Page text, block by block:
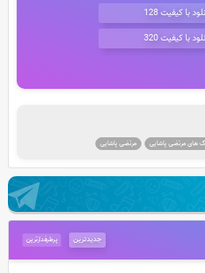
با کیفیت 128
با کیفیت 320
های مرتضی پاشایی مرتضی پاشایی
پرطرفدارترین جدیدترین